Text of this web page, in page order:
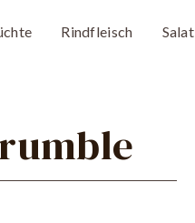
Rindfleisch Salat